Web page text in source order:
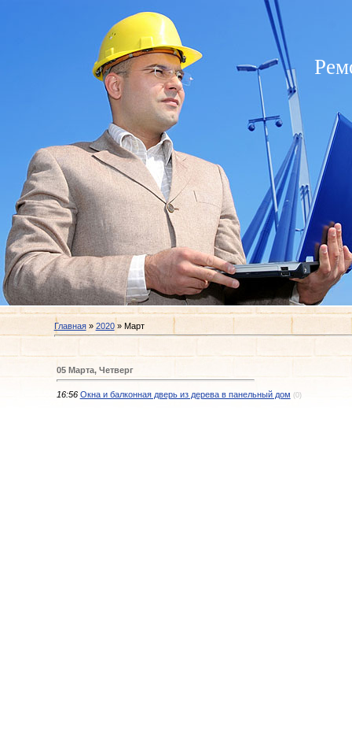
Главная» 2020 » Март
05 Марта, Четверг
16:56 Окна и балконная дверь из дерева в панельный дом (0)